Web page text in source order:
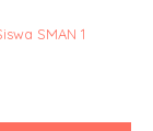
SMAN 1